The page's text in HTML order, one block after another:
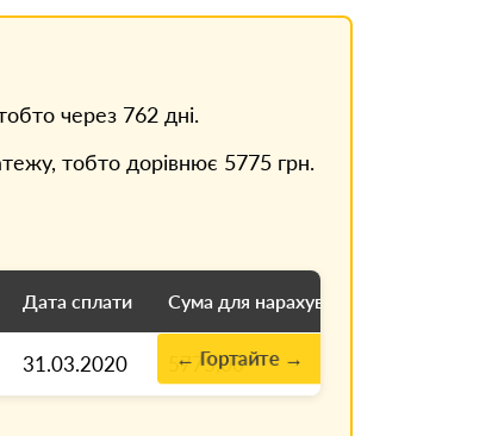
через 762 дні.
тобто дорівнює 5775 грн.
← Гортайте →
Дата сплати Сума для нарахування пені
31.03.2020 5775,00